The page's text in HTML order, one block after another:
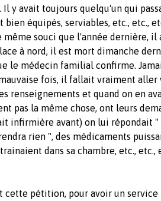
y avait toujours quelqu'un qui
équipés, serviables, etc., etc.,
souci que l'année dernière, il
à nord, il est mort dimanche
le médecin familial confirme.
fois, il fallait vraiment aller
renseignements et quand on en
pas la même chose, ont leurs
infirmière avant) on lui répondait
rien ", des médicaments
dans sa chambre, etc.,
pétition, pour avoir un service